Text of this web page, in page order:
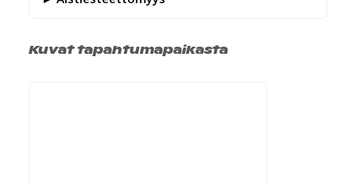
Kuvat tapahtumapaikasta